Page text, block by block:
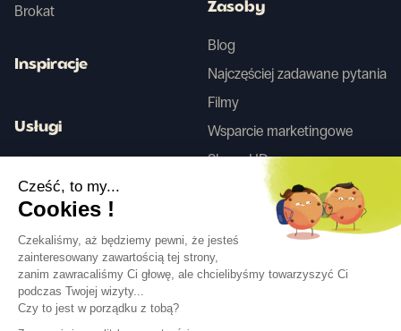
Obserwuj nas
Brokat
Inspiracje
Usługi
Zasoby
Blog
Najczęściej zadawane pytania
Filmy
Wsparcie marketingowe
Skany HD
Cześć, to my...
Cookies !
Czekaliśmy, aż będziemy pewni, że jesteś
zainteresowany zawartością tej strony,
zanim zawracaliśmy Ci głowę, ale chcielibyśmy towarzyszyć Ci
podczas Twojej wizyty...
Czy to jest w porządku z tobą?